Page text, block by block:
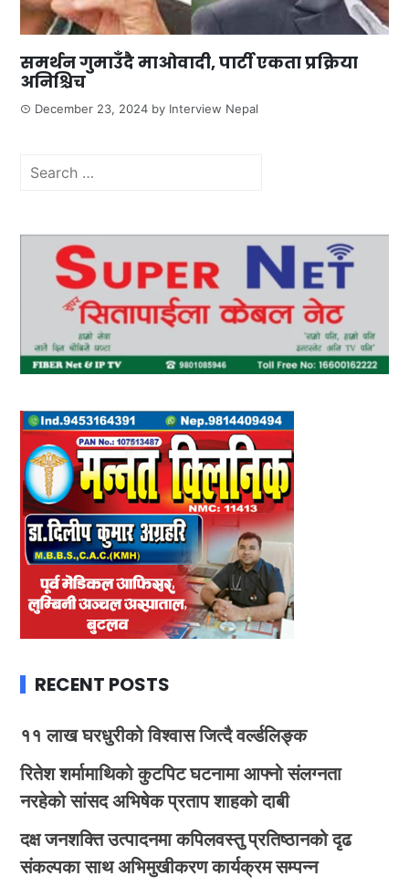
समर्थन गुमाउँदै माओवादी, पार्टी एकता प्रक्रिया
अनिश्चिच
December 23, 2024 by Interview Nepal
Search
RECENT POSTS
११ लाख घरधुरीको विश्वास जित्दै वर्ल्डलिङ्क
रितेश शर्मामाथिको कुटपिट घटनामा आफ्नो संलग्नता
नरहेको सांसद अभिषेक प्रताप शाहको दाबी
दक्ष जनशक्ति उत्पादनमा कपिलवस्तु प्रतिष्ठानको दृढ
संकल्पका साथ अभिमुखीकरण कार्यक्रम सम्पन्न